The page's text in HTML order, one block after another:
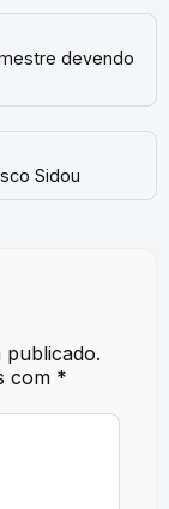
devendo
Sidou
publicado.
com *